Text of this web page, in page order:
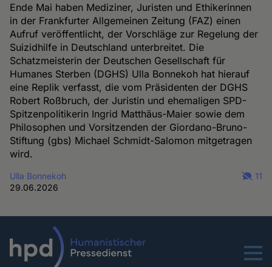
Ende Mai haben Mediziner, Juristen und Ethikerinnen
in der Frankfurter Allgemeinen Zeitung (FAZ) einen
Aufruf veröffentlicht, der Vorschläge zur Regelung der
Suizidhilfe in Deutschland unterbreitet. Die
Schatzmeisterin der Deutschen Gesellschaft für
Humanes Sterben (DGHS) Ulla Bonnekoh hat hierauf
eine Replik verfasst, die vom Präsidenten der DGHS
Robert Roßbruch, der Juristin und ehemaligen SPD-
Spitzenpolitikerin Ingrid Matthäus-Maier sowie dem
Philosophen und Vorsitzenden der Giordano-Bruno-
Stiftung (gbs) Michael Schmidt-Salomon mitgetragen
wird.
Ulla Bonnekoh
29.06.2026
11
Menu